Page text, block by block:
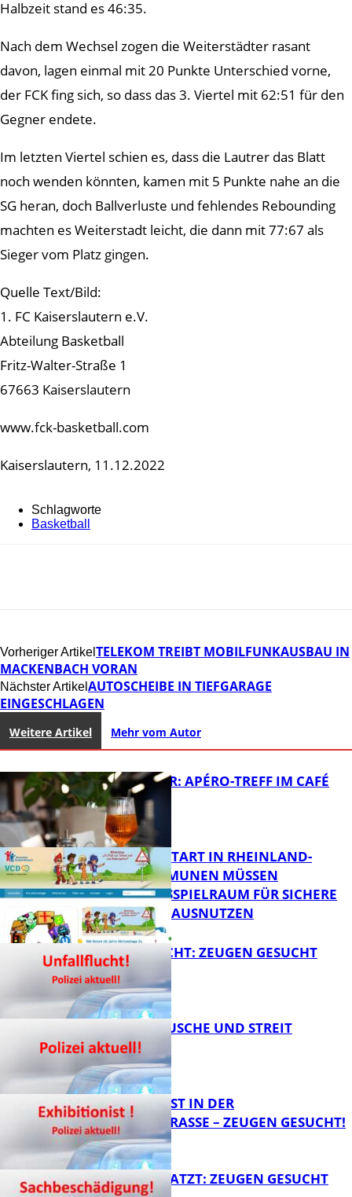
Halbzeit stand es 46:35.
Nach dem Wechsel zogen die Weiterstädter rasant
davon, lagen einmal mit 20 Punkte Unterschied vorne,
der FCK fing sich, so dass das 3. Viertel mit 62:51 für den
Gegner endete.
Im letzten Viertel schien es, dass die Lautrer das Blatt
noch wenden könnten, kamen mit 5 Punkte nahe an die
SG heran, doch Ballverluste und fehlendes Rebounding
machten es Weiterstadt leicht, die dann mit 77:67 als
Sieger vom Platz gingen.
Quelle Text/Bild:
1. FC Kaiserslautern e.V.
Abteilung Basketball
Fritz-Walter-Straße 1
67663 Kaiserslautern
www.fck-basketball.com
Kaiserslautern, 11.12.2022
Schlagworte
Basketball
Vorheriger Artikel TELEKOM TREIBT MOBILFUNKAUSBAU IN
MACKENBACH VORAN
Nächster Artikel AUTOSCHEIBE IN TIEFGARAGE
EINGESCHLAGEN
Weitere Artikel Mehr vom Autor
FB Kultur
HOT SUMMER: APÉRO-TREFF IM CAFÉ
LUMA
ZUM SCHULSTART IN RHEINLAND-
PFALZ: KOMMUNEN MÜSSEN
HANDLUNGSSPIELRAUM FÜR SICHERE
SCHULWEGE AUSNUTZEN
UNFALLFLUCHT: ZEUGEN GESUCHT
KNALLGERÄUSCHE UND STREIT
EXHIBITIONIST IN DER
VELMANNSTRASSE – ZEUGEN GESUCHT!
AUTO ZERKRATZT: ZEUGEN GESUCHT